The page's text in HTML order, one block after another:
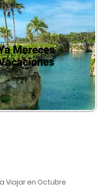
Mereces
Viajar en Octubre